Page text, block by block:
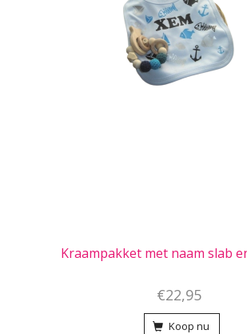
Kraampakket met naam slab
€22,95
Koop nu